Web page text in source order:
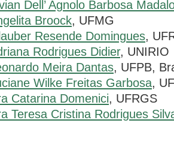
Dell’ Agnolo Barbosa
Broock, UFMG
Resende Domingues,
Rodrigues Didier, UNIRIO
Meira Dantas, UFPB,
Wilke Freitas Garbosa,
Catarina Domenici, UFRGS
Teresa Cristina Rodrigues